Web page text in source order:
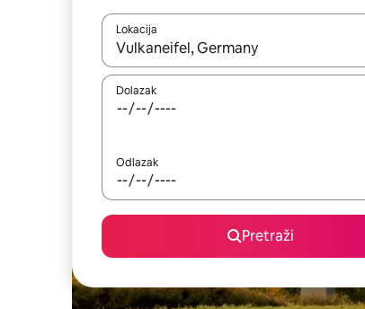
Lokacija
Kada budu dostupni rezultati, moći ćete
Dolazak
Odlazak
Pretraži